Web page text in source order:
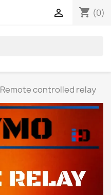
shopping_cart (0)

Remote controlled relay